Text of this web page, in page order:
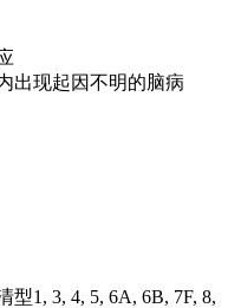
出现起因不明的脑病
1, 3, 4, 5, 6A, 6B, 7F, 8,